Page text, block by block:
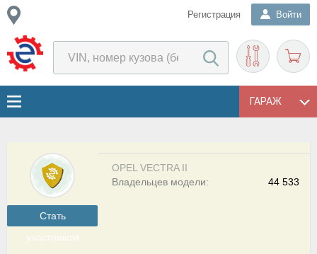
Регистрация Войти
ГАРАЖ
Cтать
участником
OPEL VECTRA II
44 533
Владельцев модели: